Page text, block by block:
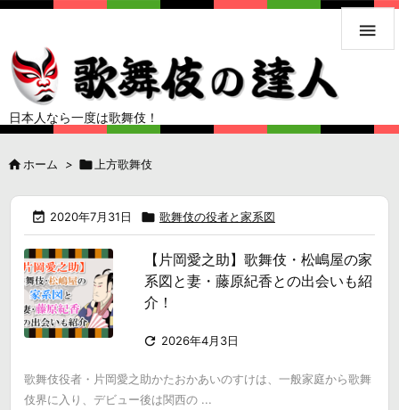
日本人なら一度は歌舞伎！

 ホーム >  上方歌舞伎
 2020年7月31日  歌舞伎の役者と家系図
【片岡愛之助】歌舞伎・松嶋屋の家
系図と妻・藤原紀香との出会いも紹
介！
 2026年4月3日
歌舞伎役者・片岡愛之助かたおかあいのすけは、一般家庭から歌舞
伎界に入り、デビュー後は関西の ...